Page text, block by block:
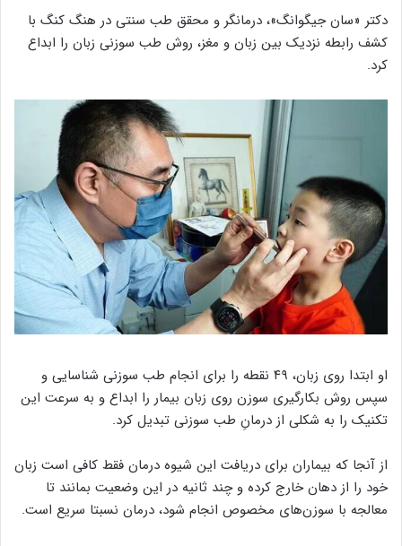
دکتر «سان جیگوانگ»، درمانگر و محقق طب سنتی در هنگ کنگ با
کشف رابطه نزدیک بین زبان و مغز، روش طب سوزنی زبان را ابداع
کرد.
او ابتدا روی زبان، ۴۹ نقطه را برای انجام طب سوزنی شناسایی و
سپس روش بکارگیری سوزن روی زبان بیمار را ابداع و به سرعت این
تکنیک را به شکلی از درمانِ طب سوزنی تبدیل کرد.
از آنجا که بیماران برای دریافت این شیوه درمان فقط کافی است زبان
خود را از دهان خارج کرده و چند ثانیه در این وضعیت بمانند تا
معالجه با سوزن‌های مخصوص انجام شود، درمان نسبتا سریع است.